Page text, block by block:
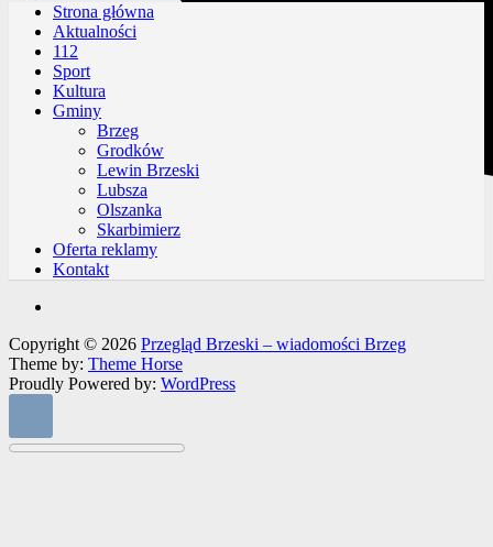
Strona główna
Aktualności
112
Sport
Kultura
Gminy
Brzeg
Grodków
Lewin Brzeski
Lubsza
Olszanka
Skarbimierz
Oferta reklamy
Kontakt
Copyright © 2026 Przegląd Brzeski – wiadomości Brzeg
Theme by: Theme Horse
Proudly Powered by: WordPress